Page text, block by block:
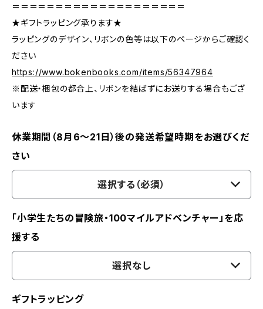
＝＝＝＝＝＝＝＝＝＝＝＝＝＝＝＝＝＝＝＝
★ギフトラッピング承ります★
ラッピングのデザイン、リボンの色等は以下のページからご確認く
ださい
https://www.bokenbooks.com/items/56347964
※配送・梱包の都合上、リボンを結ばずにお送りする場合もござ
います
休業期間（8月6〜21日）後の発送希望時期をお選びくだ
さい
選択する（必須）
「小学生たちの冒険旅・100マイルアドベンチャー」を応
援する
選択なし
ギフトラッピング